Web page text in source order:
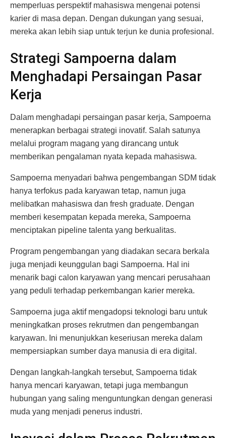
memperluas perspektif mahasiswa mengenai potensi
karier di masa depan. Dengan dukungan yang sesuai,
mereka akan lebih siap untuk terjun ke dunia profesional.
Strategi Sampoerna dalam
Menghadapi Persaingan Pasar
Kerja
Dalam menghadapi persaingan pasar kerja, Sampoerna
menerapkan berbagai strategi inovatif. Salah satunya
melalui program magang yang dirancang untuk
memberikan pengalaman nyata kepada mahasiswa.
Sampoerna menyadari bahwa pengembangan SDM tidak
hanya terfokus pada karyawan tetap, namun juga
melibatkan mahasiswa dan fresh graduate. Dengan
memberi kesempatan kepada mereka, Sampoerna
menciptakan pipeline talenta yang berkualitas.
Program pengembangan yang diadakan secara berkala
juga menjadi keunggulan bagi Sampoerna. Hal ini
menarik bagi calon karyawan yang mencari perusahaan
yang peduli terhadap perkembangan karier mereka.
Sampoerna juga aktif mengadopsi teknologi baru untuk
meningkatkan proses rekrutmen dan pengembangan
karyawan. Ini menunjukkan keseriusan mereka dalam
mempersiapkan sumber daya manusia di era digital.
Dengan langkah-langkah tersebut, Sampoerna tidak
hanya mencari karyawan, tetapi juga membangun
hubungan yang saling menguntungkan dengan generasi
muda yang menjadi penerus industri.